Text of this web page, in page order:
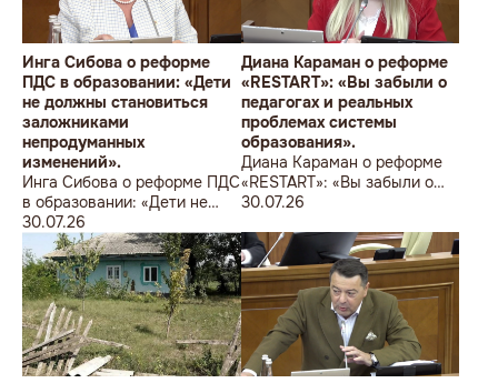
Инга Сибова о реформе
ПДС в образовании: «Дети
не должны становиться
заложниками
непродуманных
изменений».
Инга Сибова о реформе ПДС
в образовании: «Дети не
должны становиться
заложниками
непродуманных изменений».
30.07.26
Диана Караман о реформе
«RESTART»: «Вы забыли о
педагогах и реальных
проблемах системы
образования».
Диана Караман о реформе
«RESTART»: «Вы забыли о
педагогах и реальных
образования».
30.07.26